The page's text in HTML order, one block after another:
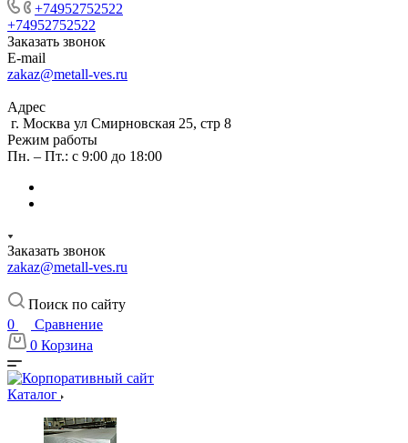
+74952752522
+74952752522
Заказать звонок
E-mail
zakaz@metall-ves.ru
Адрес
г. Москва ул Смирновская 25, стр 8
Режим работы
Пн. – Пт.: с 9:00 до 18:00
Заказать звонок
zakaz@metall-ves.ru
Поиск по сайту
0
Сравнение
0 Корзина
Каталог